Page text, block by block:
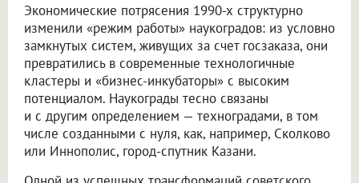
Экономические потрясения 1990-х структурно
изменили «режим работы» наукоградов: из условно
замкнутых систем, живущих за счет госзаказа, они
превратились в современные технологичные
кластеры и «бизнес-инкубаторы» с высоким
потенциалом. Наукограды тесно связаны
и с другим определением — техноградами, в том
числе созданными с нуля, как, например, Сколково
или Иннополис, город-спутник Казани.